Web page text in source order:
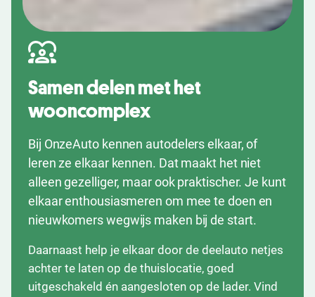
Samen delen met het
wooncomplex
Bij OnzeAuto kennen autodelers elkaar, of
leren ze elkaar kennen. Dat maakt het niet
alleen gezelliger, maar ook praktischer. Je kunt
elkaar enthousiasmeren om mee te doen en
nieuwkomers wegwijs maken bij de start.
Daarnaast help je elkaar door de deelauto netjes
achter te laten op de thuislocatie, goed
uitgeschakeld én aangesloten op de lader. Vind